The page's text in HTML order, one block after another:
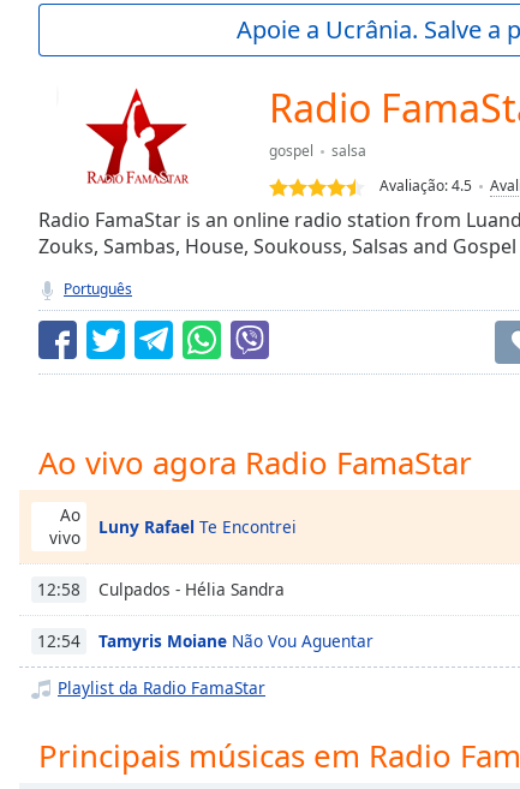
Current
TypeLIVE
Seek to
currently
behind
LIVE
Remaining
Time-
Playback
Rate
Chapters
Chapters
Descriptions
descriptions
Apoie a Ucrânia. Salve a
Radio
gospel
salsa
Avaliação:4.5
Radio FamaStar is an online radio station from
Zouks, Sambas, House, Soukouss, Salsas and
Português
Ao vivo agora Radio FamaStar
Ao
vivo
Luny Rafael Te Encontrei
12:58 Culpados - Hélia Sandra
12:54 Tamyris Moiane Não Vou Aguentar
Playlist da Radio FamaStar
Principais músicas em Radio